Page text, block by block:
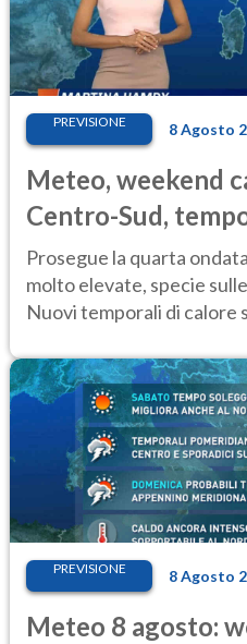
PREVISIONE 8 Agosto
Meteo, weekend
Centro-Sud,
Prosegue la quarta
molto elevate, specie
Nuovi temporali di calore
PREVISIONE 8 Agosto
Meteo 8 agosto: